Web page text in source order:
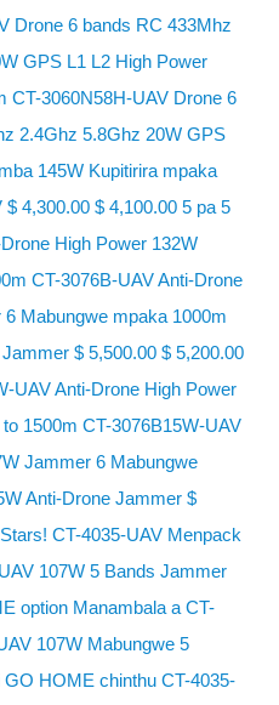
Drone 6 bands RC 433Mhz
GPS L1 L2 High Power
CT-3060N58H-UAV Drone 6
2.4Ghz 5.8Ghz 20W GPS
145W Kupitirira mpaka
4,300.00 $ 4,100.00 5 pa 5
High Power 132W
CT-3076B-UAV Anti-Drone
Mabungwe mpaka 1000m
$ 5,500.00 $ 5,200.00
UAV Anti-Drone High Power
1500m CT-3076B15W-UAV
Jammer 6 Mabungwe
Anti-Drone Jammer $
CT-4035-UAV Menpack
107W 5 Bands Jammer
option Manambala a CT-
107W Mabungwe 5
HOME chinthu CT-4035-